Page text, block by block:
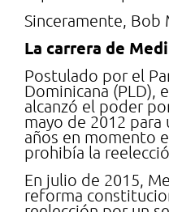
Sinceramente, Bob
La carrera de
Postulado por el
Dominicana (PLD),
alcanzó el poder
mayo de 2012
años en momento
prohibía la
En julio de 2015,
reforma